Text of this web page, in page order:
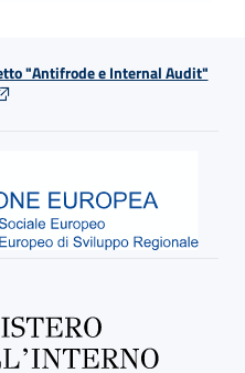
"Antifrode e Internal Audit"